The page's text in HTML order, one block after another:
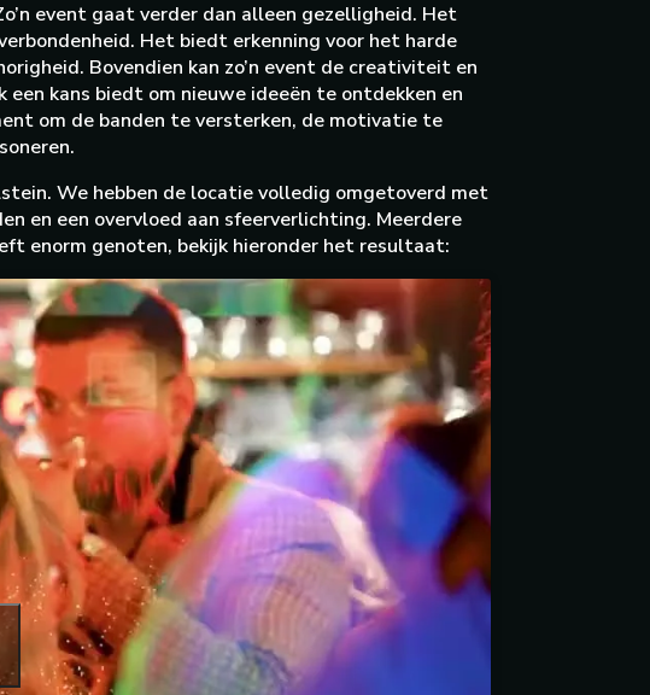
event gaat verder dan alleen gezelligheid. Het
Het biedt erkenning voor het harde
Bovendien kan zo’n event de creativiteit en
kans biedt om nieuwe ideeën te ontdekken en
om de banden te versterken, de motivatie te
We hebben de locatie volledig omgetoverd met
en een overvloed aan sfeerverlichting. Meerdere
enorm genoten, bekijk hieronder het resultaat: